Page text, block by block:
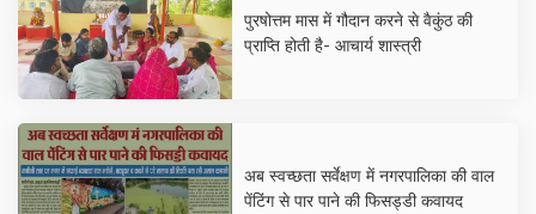
पुरषोत्तम मास में गौदान करने से वैकुंठ की
प्राप्ति होती है- आचार्य शास्त्री
अब स्वच्छता सर्वेक्षण में नगरपालिका की वाल
पेंटिंग से पार पाने की फिसड्डी कवायद